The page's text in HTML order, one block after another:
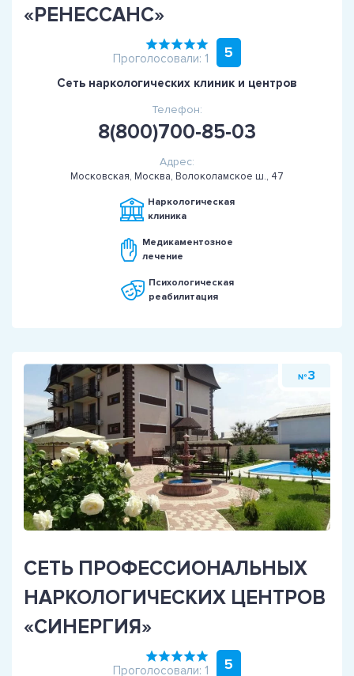
«РЕНЕССАНС»
Проголосовали: 1 5
Сеть наркологических клиник и центров
Телефон:
8(800)700-85-03
Адрес:
Московская, Москва, Волоколамское ш., 47
Наркологическая
клиника
Медикаментозное
лечение
Психологическая
реабилитация
№ 3
СЕТЬ ПРОФЕССИОНАЛЬНЫХ
НАРКОЛОГИЧЕСКИХ ЦЕНТРОВ
«СИНЕРГИЯ»
Проголосовали: 1 5